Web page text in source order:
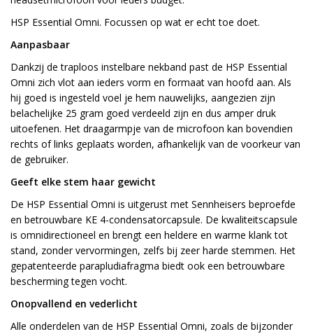
HSP Essential Omni. Focussen op wat er echt toe doet.
Aanpasbaar
Dankzij de traploos instelbare nekband past de HSP Essential
Omni zich vlot aan ieders vorm en formaat van hoofd aan. Als
hij goed is ingesteld voel je hem nauwelijks, aangezien zijn
belachelijke 25 gram goed verdeeld zijn en dus amper druk
uitoefenen. Het draagarmpje van de microfoon kan bovendien
rechts of links geplaats worden, afhankelijk van de voorkeur van
de gebruiker.
Geeft elke stem haar gewicht
De HSP Essential Omni is uitgerust met Sennheisers beproefde
en betrouwbare KE 4-condensatorcapsule. De kwaliteitscapsule
is omnidirectioneel en brengt een heldere en warme klank tot
stand, zonder vervormingen, zelfs bij zeer harde stemmen. Het
gepatenteerde parapludiafragma biedt ook een betrouwbare
bescherming tegen vocht.
Onopvallend en vederlicht
Alle onderdelen van de HSP Essential Omni, zoals de bijzonder